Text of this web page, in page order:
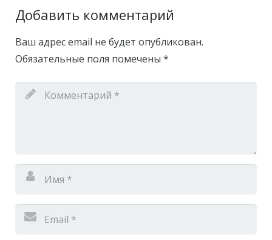
Добавить комментарий
Ваш адрес email не будет опубликован.
Обязательные поля помечены *